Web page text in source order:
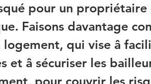
pour un
Faisons davantage
qui vise â
et â sécuriser les
pour couvrir les